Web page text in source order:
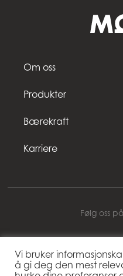
Om oss
Produkter
Bærekraft
Karriere
Følg oss
Mowi Norway
Vi bruker
å gi deg den mest